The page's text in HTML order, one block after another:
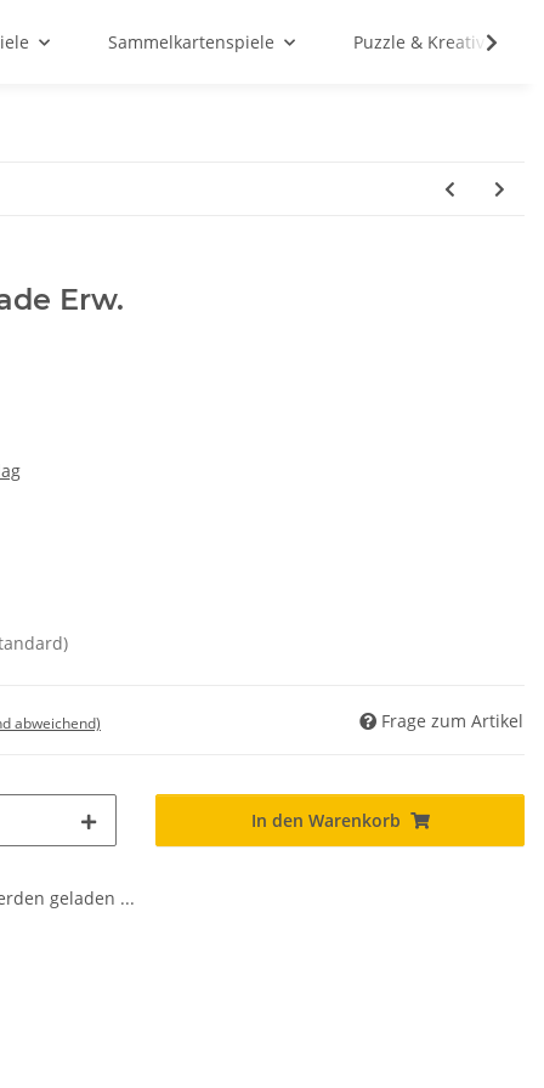
Sammelkartenspiele Puzzle & Kreativ
Erw.
abweichend) Frage zum Artikel
In den Warenkorb
geladen ...